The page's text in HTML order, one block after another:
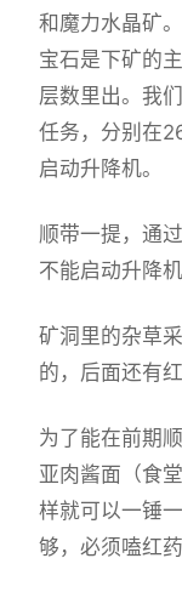
和魔力水晶矿
宝石是下矿的
层数里出。我
任务，分别在
启动升降机。
顺带一提，通
不能启动升降机
矿洞里的杂草
的，后面还有
为了能在前期
亚肉酱面（食
样就可以一锤
够，必须嗑红药